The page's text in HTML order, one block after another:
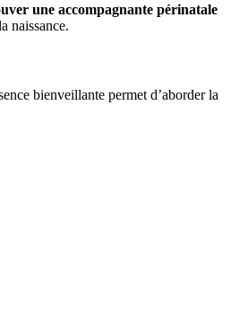
une accompagnante périnatale
naissance.
bienveillante permet d’aborder la